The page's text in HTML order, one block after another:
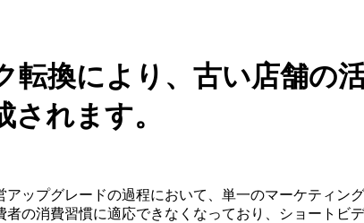
換により、古い店舗の
れます。
ップグレードの過程において、単一のマーケティン
の消費習慣に適応できなくなっており、ショートビ